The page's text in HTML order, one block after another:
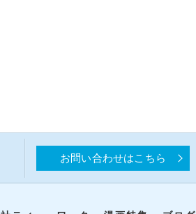
お問い合わせはこちら